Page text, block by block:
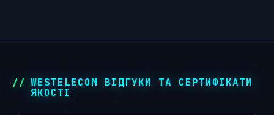
WESTELECOM ВІДГУКИ ТА СЕРТИФІКАТИ
ЯКОСТІ